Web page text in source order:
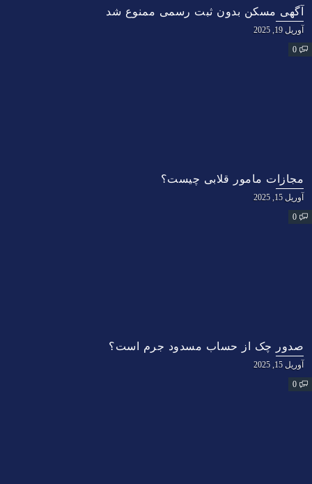
آگهی مسکن بدون ثبت رسمی ممنوع شد
آوریل 19, 2025
0
مجازات مامور قلابی چیست؟
آوریل 15, 2025
0
صدور چک از حساب مسدود جرم است؟
آوریل 15, 2025
0